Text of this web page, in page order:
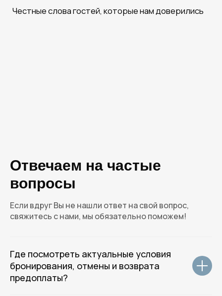
Отвечаем на частые
вопросы
Если вдруг Вы не нашли ответ на свой вопрос,
свяжитесь с нами, мы обязательно поможем!
Где посмотреть актуальные условия
бронирования, отмены и возврата
предоплаты?
платите меньше!
ROTAS HOTELS
GROUP
г. Санкт-Петербург, улица 7-я
Красноармейская д.5, метро
Технологический институт